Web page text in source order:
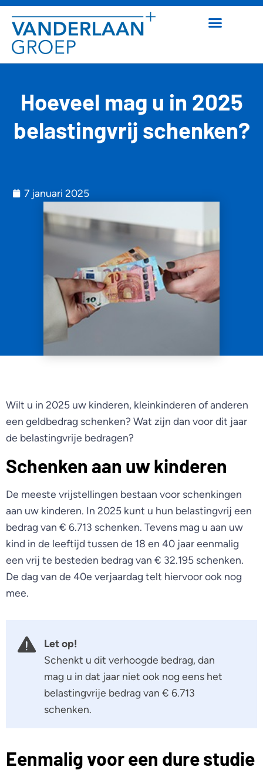
Hoeveel mag u in 2025
belastingvrij schenken?
7 januari 2025
Wilt u in 2025 uw kinderen, kleinkinderen of anderen
een geldbedrag schenken? Wat zijn dan voor dit jaar
de belastingvrije bedragen?
Schenken aan uw kinderen
De meeste vrijstellingen bestaan voor schenkingen
aan uw kinderen. In 2025 kunt u hun belastingvrij een
bedrag van € 6.713 schenken. Tevens mag u aan uw
kind in de leeftijd tussen de 18 en 40 jaar eenmalig
een vrij te besteden bedrag van € 32.195 schenken.
De dag van de 40e verjaardag telt hiervoor ook nog
mee.
Let op!
Schenkt u dit verhoogde bedrag, dan
mag u in dat jaar niet ook nog eens het
belastingvrije bedrag van € 6.713
schenken.
Eenmalig voor een dure studie